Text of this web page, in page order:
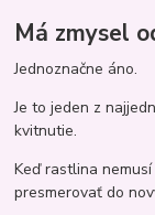
Má zmysel
Jednoznačne áno.
Je to jeden z
kvitnutie.
Keď rastlina
presmerovať do